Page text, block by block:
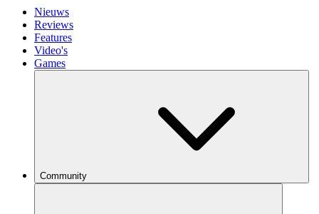
Nieuws
Reviews
Features
Video's
Games
Community